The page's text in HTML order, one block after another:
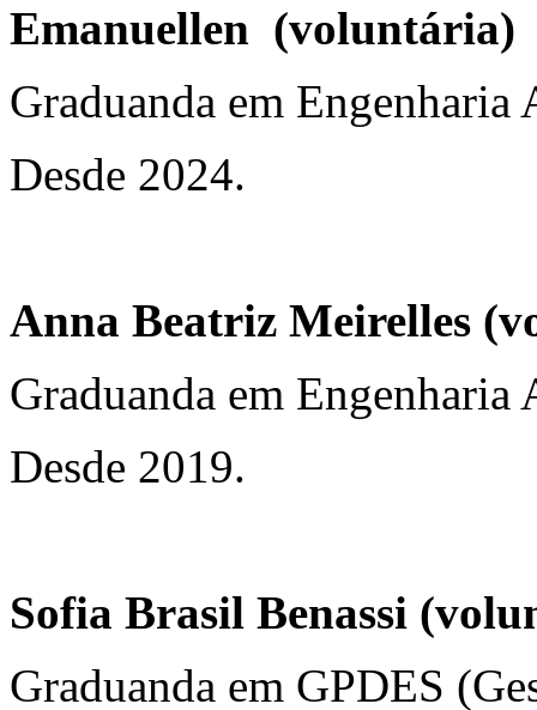
Emanuellen (voluntária)
Graduanda em
Desde 2024.
Anna Beatriz Meirelles
Graduanda em
Desde 2019.
Sofia Brasil Benassi
Graduanda em GPDES